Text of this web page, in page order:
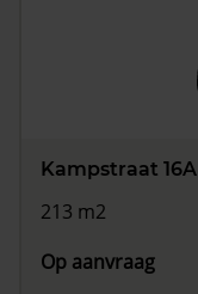
Kampstraat
213 m2
Op aanvraag